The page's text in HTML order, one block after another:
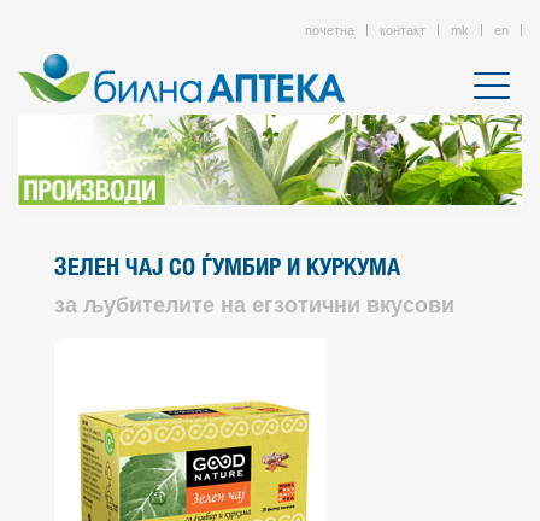
почетна контакт mk en
ЗЕЛЕН ЧАЈ СО ЃУМБИР И КУРКУМА
за љубителите на егзотични вкусови